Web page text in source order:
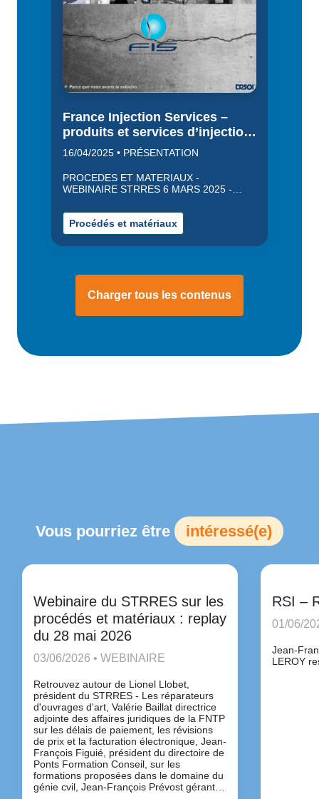
France Injection Services –
produits et services d’injection
de résines et coulis ciment
16/04/2025 • PRÉSENTATION
PROCEDES ET MATERIAUX -
WEBINAIRE STRRES 6 MARS 2025 -
produits et services : matériels d’injection
mono et bi composants, accessoires
d’injection résines et coulis ciment, résines
d’injection mono et bi composants,
Procédés et matériaux
Charger tous les contenus
Vous pourriez être intéressé(e)
Webinaire du STRRES sur les
procédés et matériaux : replay
du 28 mai 2026
03/06/2026 • WEBINAIRE
Retrouvez autour de Lionel Llobet,
président du STRRES - Les réparateurs
d'ouvrages d'art, Valérie Baillat directrice
adjointe des affaires juridiques de la FNTP
sur les délais de paiement, les révisions
de prix et la facturation électronique, Jean-
François Figuié, président du directoire de
Ponts Formation Conseil, sur les
formations proposées dans le domaine du
génie cvil, Jean-François Prévost gérant et
RSI –
01/06/
Jean-
LEROY